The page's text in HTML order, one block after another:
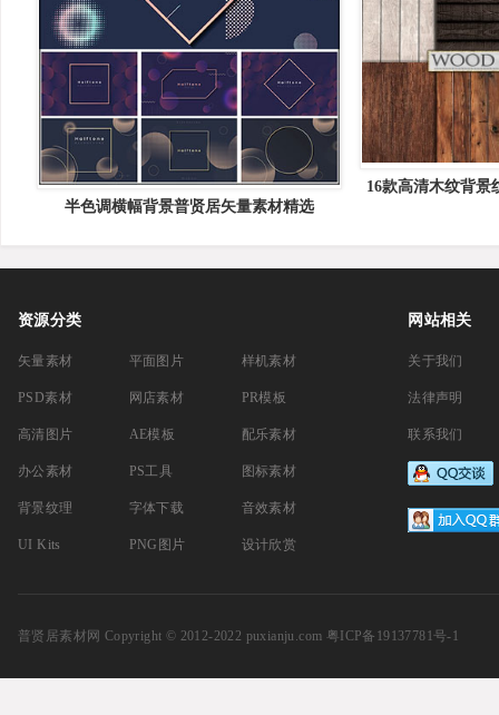
半色调横幅背景普贤居矢量素材精选
16款高清木纹背景
资源分类
矢量素材
PSD素材
高清图片
办公素材
背景纹理
UI Kits
平面图片
网店素材
AE模板
PS工具
字体下载
PNG图片
样机素材
PR模板
配乐素材
图标素材
音效素材
设计欣赏
网站相关
关于我们
法律声明
联系我们
普贤居素材网 Copyright © 2012-2022 puxianju.com 粤ICP备19137781号-1